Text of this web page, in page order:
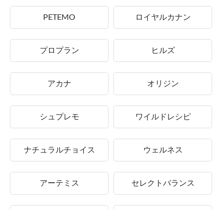
PETEMO ロイヤルカナン
プロプラン ヒルズ
アカナ オリジン
シュプレモ ワイルドレシピ
ナチュラルチョイス ウェルネス
アーテミス セレクトバランス